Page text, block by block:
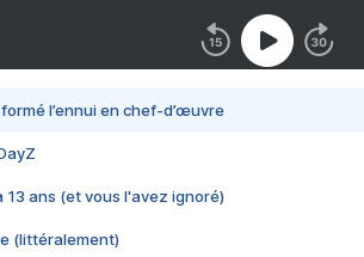
l’ennui en chef-d’œuvre
13 ans (et vous l'avez ignoré)
(littéralement)